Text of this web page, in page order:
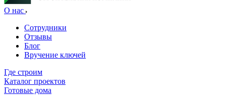
О нас
Сотрудники
Отзывы
Блог
Вручение ключей
Где строим
Каталог проектов
Готовые дома